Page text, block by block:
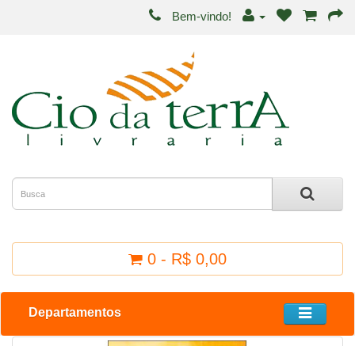
Bem-vindo!
0 - R$ 0,00
Departamentos